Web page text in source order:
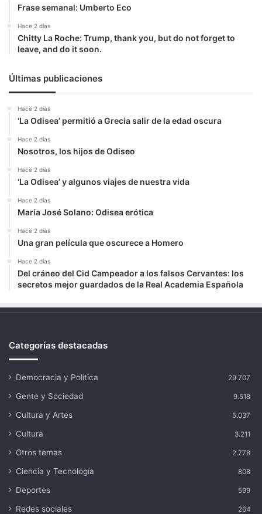
Frase semanal: Umberto Eco
Hace 2 días
Chitty La Roche: Trump, thank you, but do not forget to
leave, and do it soon.
Últimas publicaciones
Hace 2 días
‘La Odisea’ permitió a Grecia salir de la edad oscura
Hace 2 días
Nosotros, los hijos de Odiseo
Hace 2 días
‘La Odisea’ y algunos viajes de nuestra vida
Hace 2 días
María José Solano: Odisea erótica
Hace 2 días
Una gran película que oscurece a Homero
Hace 2 días
Del cráneo del Cid Campeador a los falsos Cervantes: los
secretos mejor guardados de la Real Academia Española
Categorías destacadas
Democracia y Política 29.707
Gente y Sociedad 9.518
Cultura y Artes 5.037
Cultura 3.211
Otros temas 2.778
Ciencia y Tecnología 808
Deportes 599
Redes sociales 264